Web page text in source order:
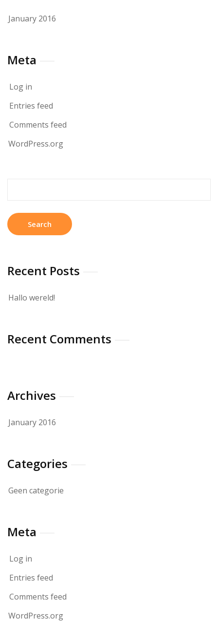
January 2016
Meta
Log in
Entries feed
Comments feed
WordPress.org
Recent Posts
Hallo wereld!
Recent Comments
Archives
January 2016
Categories
Geen categorie
Meta
Log in
Entries feed
Comments feed
WordPress.org